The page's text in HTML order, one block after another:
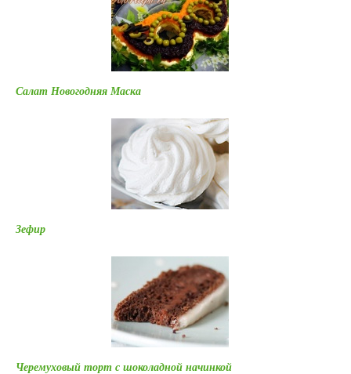
Салат Новогодняя Маска
Зефир
Черемуховый торт с шоколадной начинкой